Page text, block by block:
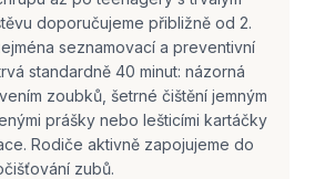
doporučujeme přibližně od 2.
seznamovací a preventivní
standardně 40 minut: názorná
zoubků, šetrné čištění jemným
prášky nebo lešticími kartáčky
Rodiče aktivně zapojujeme do
zubů.